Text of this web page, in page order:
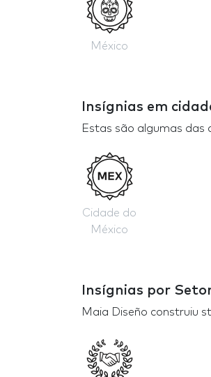
México
Insígnias em
Estas são algumas das
Cidade do
México
Insígnias por
Maia Diseño construiu